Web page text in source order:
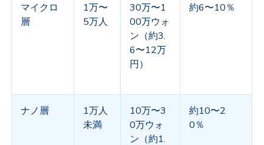
マイクロ
層
1万〜
5万人
30万〜1
00万ウォ
ン（約3.
6〜12万
円）
約6〜10％
ナノ層 1万人
未満
10万〜3
0万ウォ
ン（約1.
約10〜2
0％